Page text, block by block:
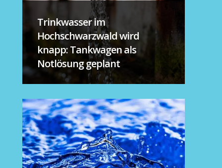
Trinkwasser im
Hochschwarzwald wird
knapp: Tankwagen als
Notlösung geplant